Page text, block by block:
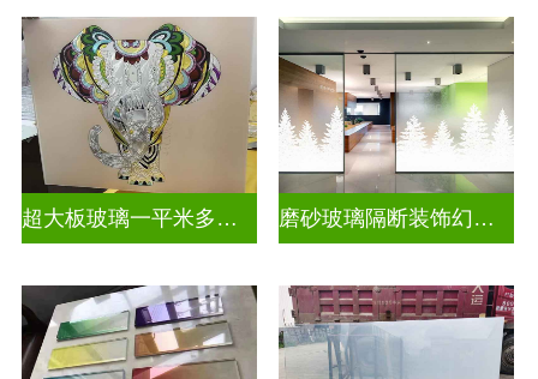
超大板玻璃一平米多少钱 磨砂玻璃隔断装饰幻彩炫彩渐变玻璃